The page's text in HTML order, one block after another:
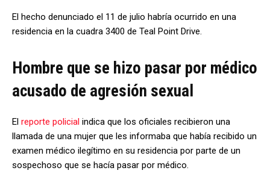
El hecho denunciado el 11 de julio habría ocurrido en una
residencia en la cuadra 3400 de Teal Point Drive.
Hombre que se hizo pasar por médico
acusado de agresión sexual
El reporte policial indica que los oficiales recibieron una
llamada de una mujer que les informaba que había recibido un
examen médico ilegítimo en su residencia por parte de un
sospechoso que se hacía pasar por médico.